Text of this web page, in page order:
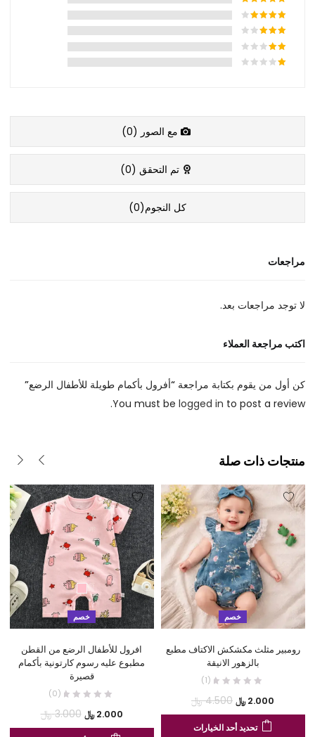
مع الصور (0
)
تم التحقق (0
)
كل النجوم(0
)
مراجعات
لا توجد مراجعات بعد.
اكتب مراجعة العملاء
كن أول من يقوم بكتابة مراجعة “أفرول بأكمام طويلة للأطفال الرضع”
You must be logged in to post a review.
منتجات ذات صلة
خصم
افرول للأطفال الرضع من القطن
مطبوع عليه رسوم كارتونية بأكمام
قصيرة
(0)
2.000 ﷼ السعر
الحالي
3.000 ﷼السعر
الأصلي
خصم
رومبير مثلث مكشكش الاكتاف مطبع
بالزهور الانيقة
(1)
2.000 ﷼السعر
الحالي
هو:
4.500 ﷼السعر
الأصلي
تحديد أحد الخيارات